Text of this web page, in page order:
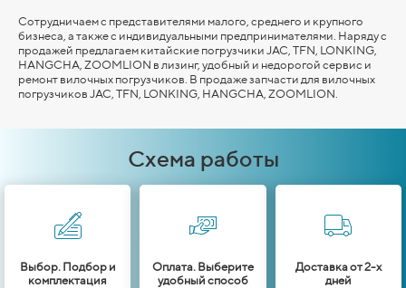
Сотрудничаем с представителями малого, среднего и крупного
бизнеса, а также с индивидуальными предпринимателями. Наряду с
продажей предлагаем китайские погрузчики JAC, TFN, LONKING,
HANGCHA, ZOOMLION в лизинг, удобный и недорогой сервис и
ремонт вилочных погрузчиков. В продаже запчасти для вилочных
погрузчиков JAC, TFN, LONKING, HANGCHA, ZOOMLION
Схема работы
Выбор. Подбор и
комплектация
Оплата. Выберите
удобный способ
Доставка от 2-х
дней